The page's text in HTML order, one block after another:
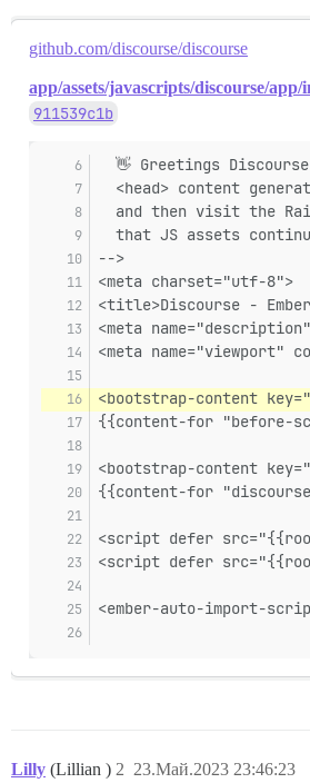
github.com/discourse/discourse
app/assets/javascripts/discourse/
911539c1b
👋 Greetings
<head> content
and then visit the
that JS assets
-->
<meta charset="utf-8">
<title>Discourse -
<meta
<meta
<bootstrap-content
{{content-for "before-
<bootstrap-content
{{content-for
<script defer
<script defer
<ember-auto-import-
Lilly (Lillian ) 23.Май.2023 23:46:23
2